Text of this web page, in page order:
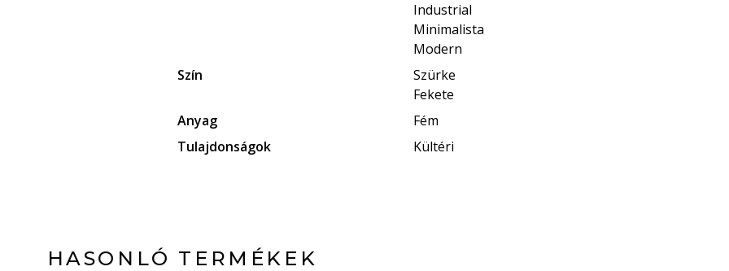
Industrial
Minimalista
Modern
Szín
Szürke
Fekete
Anyag
Fém
Tulajdonságok
Kültéri
HASONLÓ TERMÉKEK